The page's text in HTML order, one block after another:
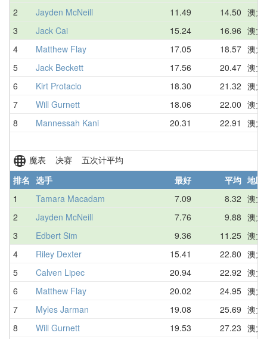
2
Jayden McNeill 11.49 14.50 澳大
3
Jack Cai 15.24 16.96 澳大
4
Matthew Flay 17.05 18.57 澳大
5
Jack Beckett 17.56 20.47 澳大
6
Kirt Protacio 18.30 21.32 澳大
7
Will Gurnett 18.06 22.00 澳大
8
Mannessah Kani 20.31 22.91 澳大
魔表 决赛 五次计平均
排名 选手 最好 平均 地区
1
Tamara Macadam 7.09 8.32 澳大
2
Jayden McNeill 7.76 9.88 澳大
3
Edbert Sim 9.36 11.25 澳大
4
Riley Dexter 15.41 22.80 澳大
5
Calven Lipec 20.94 22.92 澳大
6
Matthew Flay 20.02 24.95 澳大
7
Myles Jarman 19.08 25.69 澳大
8
Will Gurnett 19.53 27.23 澳大